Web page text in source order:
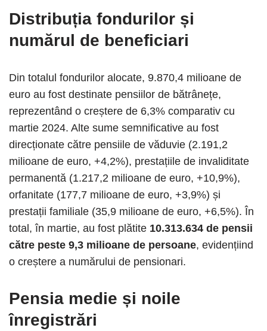
Distribuția fondurilor și
numărul de beneficiari
Din totalul fondurilor alocate, 9.870,4 milioane de
euro au fost destinate pensiilor de bătrânețe,
reprezentând o creștere de 6,3% comparativ cu
martie 2024. Alte sume semnificative au fost
direcționate către pensiile de văduvie (2.191,2
milioane de euro, +4,2%), prestațiile de invaliditate
permanentă (1.217,2 milioane de euro, +10,9%),
orfanitate (177,7 milioane de euro, +3,9%) și
prestații familiale (35,9 milioane de euro, +6,5%). În
total, în martie, au fost plătite 10.313.634 de pensii
către peste 9,3 milioane de persoane, evidențiind
o creștere a numărului de pensionari.​
Pensia medie și noile
înregistrări